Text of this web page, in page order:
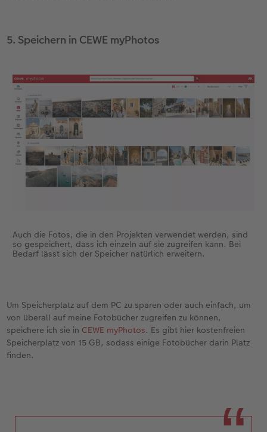
5. Speichern in CEWE myPhotos
Auch die Fotos, die in den Projekten verwendet werden, sind
so gespeichert, dass ich einzeln auf sie zugreifen kann. Bei
Bedarf lässt sich der Speicher natürlich erweitern.
Um Speicherplatz auf dem PC zu sparen oder auch einfach, um
von überall auf meine Fotobücher zugreifen zu können,
speichere ich sie in CEWE myPhotos. Es gibt hier kostenfreien
Speicherplatz von 15 GB, sodass einige Fotobücher darin Platz
finden.